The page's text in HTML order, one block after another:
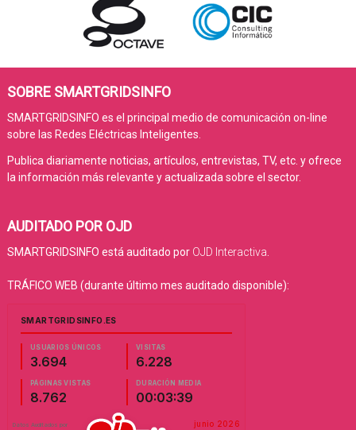
SOBRE SMARTGRIDSINFO
SMARTGRIDSINFO es el principal medio de comunicación on-line
sobre las Redes Eléctricas Inteligentes.
Publica diariamente noticias, artículos, entrevistas, TV, etc. y ofrece
la información más relevante y actualizada sobre el sector.
AUDITADO POR OJD
SMARTGRIDSINFO está auditado por OJD Interactiva
TRÁFICO WEB (durante último mes auditado disponible):